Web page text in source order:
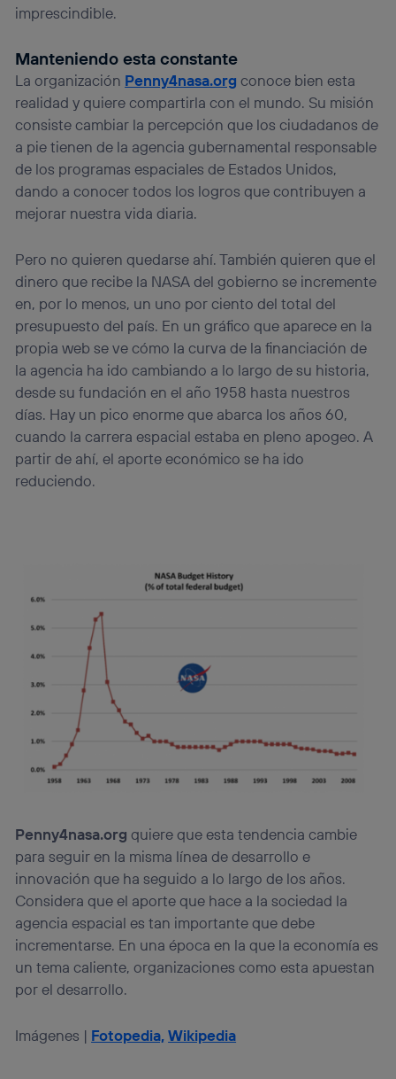
imprescindible.
Manteniendo esta constante
La organización Penny4nasa.org conoce bien esta
realidad y quiere compartirla con el mundo. Su misión
consiste cambiar la percepción que los ciudadanos de
a pie tienen de la agencia gubernamental responsable
de los programas espaciales de Estados Unidos,
dando a conocer todos los logros que contribuyen a
mejorar nuestra vida diaria.
Pero no quieren quedarse ahí. También quieren que el
dinero que recibe la NASA del gobierno se incremente
en, por lo menos, un uno por ciento del total del
presupuesto del país. En un gráfico que aparece en la
propia web se ve cómo la curva de la financiación de
la agencia ha ido cambiando a lo largo de su historia,
desde su fundación en el año 1958 hasta nuestros
días. Hay un pico enorme que abarca los años 60,
cuando la carrera espacial estaba en pleno apogeo. A
partir de ahí, el aporte económico se ha ido
reduciendo.
Penny4nasa.org quiere que esta tendencia cambie
para seguir en la misma línea de desarrollo e
innovación que ha seguido a lo largo de los años.
Considera que el aporte que hace a la sociedad la
agencia espacial es tan importante que debe
incrementarse. En una época en la que la economía es
un tema caliente, organizaciones como esta apuestan
por el desarrollo.
Imágenes | Fotopedia,Wikipedia